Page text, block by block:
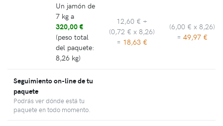
Un jamón de
7 kg a
320,00 €
(peso total
del paquete:
8,26 kg)
12,60 € +
(0,72 € x 8,26)
= 18,63 €
(6,00 € x 8,26)
= 49,97 €
Seguimiento on-line de tu
paquete
Podrás ver dónde está tu
paquete en todo momento.